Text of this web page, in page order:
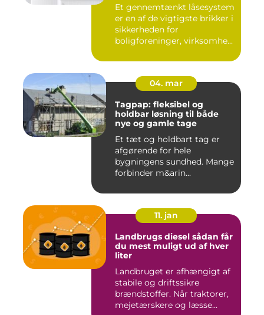
Et gennemtænkt låsesystem
er en af de vigtigste brikker i
sikkerheden for
boligforeninger, virksomhe...
04. mar
Tagpap: fleksibel og
holdbar løsning til både
nye og gamle tage
Et tæt og holdbart tag er
afgørende for hele
bygningens sundhed. Mange
forbinder m&arin...
11. jan
Landbrugs diesel sådan får
du mest muligt ud af hver
liter
Landbruget er afhængigt af
stabile og driftssikre
brændstoffer. Når traktorer,
mejetærskere og læsse...